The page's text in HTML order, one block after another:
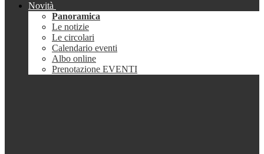
Novità
Panoramica
Le notizie
Le circolari
Calendario eventi
Albo online
Prenotazione EVENTI